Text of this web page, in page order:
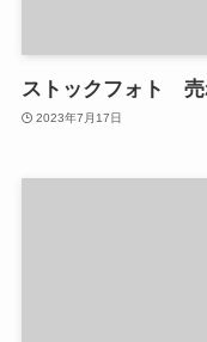
ストックフォト 売
2023年7月17日